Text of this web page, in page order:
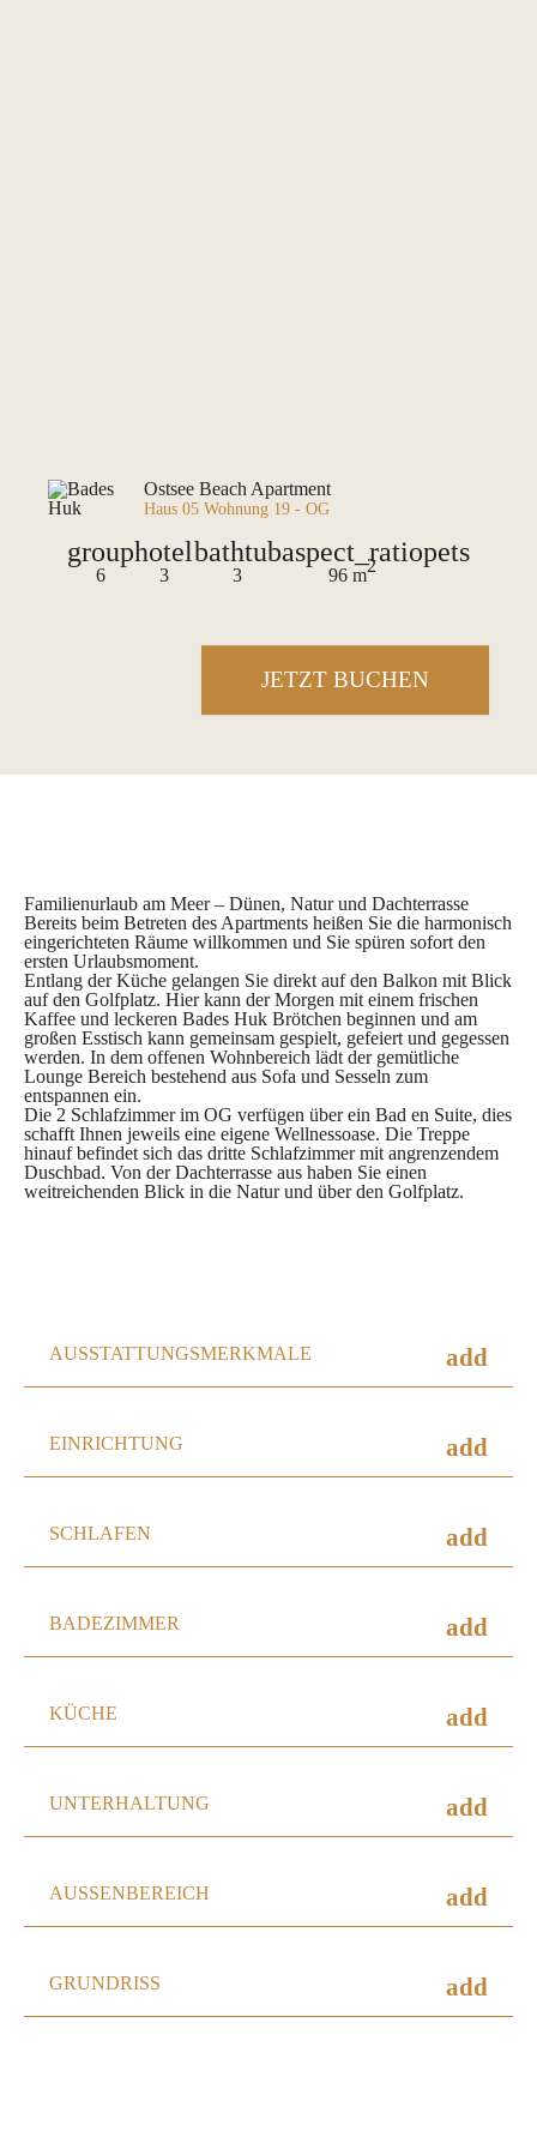
Ostsee Beach Apartment
Haus 05 Wohnung 19 - OG
group
6
hotel
3
bathtub
3
aspect_ratio
96 m2 pets
JETZT BUCHEN
Familienurlaub am Meer – Dünen, Natur und Dachterrasse
Bereits beim Betreten des Apartments heißen Sie die harmonisch
eingerichteten Räume willkommen und Sie spüren sofort den
ersten Urlaubsmoment.
Entlang der Küche gelangen Sie direkt auf den Balkon mit Blick
auf den Golfplatz. Hier kann der Morgen mit einem frischen
Kaffee und leckeren Bades Huk Brötchen beginnen und am
großen Esstisch kann gemeinsam gespielt, gefeiert und gegessen
werden. In dem offenen Wohnbereich lädt der gemütliche
Lounge Bereich bestehend aus Sofa und Sesseln zum
entspannen ein.
Die 2 Schlafzimmer im OG verfügen über ein Bad en Suite, dies
schafft Ihnen jeweils eine eigene Wellnessoase. Die Treppe
hinauf befindet sich das dritte Schlafzimmer mit angrenzendem
Duschbad. Von der Dachterrasse aus haben Sie einen
weitreichenden Blick in die Natur und über den Golfplatz.
AUSSTATTUNGSMERKMALE add
EINRICHTUNG add
SCHLAFEN add
BADEZIMMER add
KÜCHE add
UNTERHALTUNG add
AUSSENBEREICH add
GRUNDRISS add